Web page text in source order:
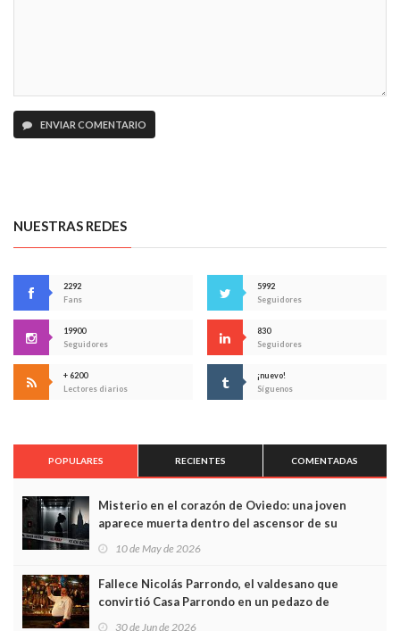
ENVIAR COMENTARIO
NUESTRAS REDES
2292
Fans
5992
Seguidores
19900
Seguidores
830
Seguidores
+ 6200
Lectores diarios
¡nuevo!
Síguenos
POPULARES RECIENTES COMENTADAS
Misterio en el corazón de Oviedo: una joven
aparece muerta dentro del ascensor de su
edificio y las cámaras captan sus últimos minutos
10 de May de 2026
Fallece Nicolás Parrondo, el valdesano que
convirtió Casa Parrondo en un pedazo de
Asturias en Madrid
30 de Jun de 2026